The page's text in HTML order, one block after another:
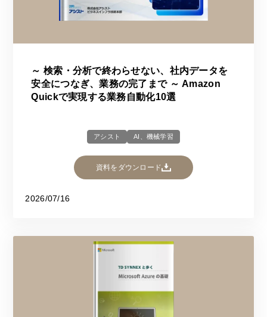
～ 検索・分析で終わらせない、社内データを
安全につなぎ、業務の完了まで ～ Amazon
Quickで実現する業務自動化10選
アシスト AI、機械学習
資料をダウンロード
2026/07/16